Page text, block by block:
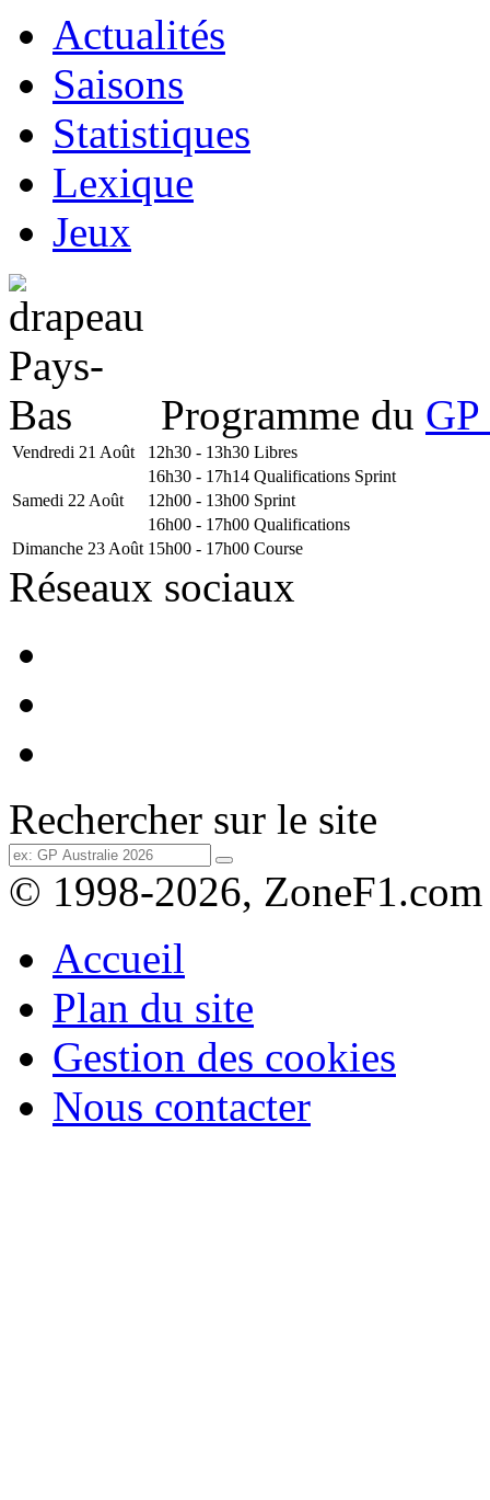
Actualités
Saisons
Statistiques
Lexique
Jeux
Programme du
Vendredi 21 Août 12h30 - 13h30 Libres
16h30 - 17h14 Qualifications Sprint
Samedi 22 Août
12h00 - 13h00 Sprint
16h00 - 17h00 Qualifications
Dimanche 23 Août 15h00 - 17h00 Course
Réseaux sociaux
Rechercher sur le site
© 1998-2026, ZoneF1.com
Accueil
Plan du site
Gestion des cookies
Nous contacter